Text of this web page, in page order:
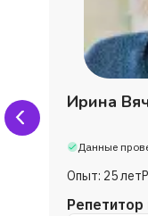
Ирина
Данные
Опыт: 25 лет
Репетитор